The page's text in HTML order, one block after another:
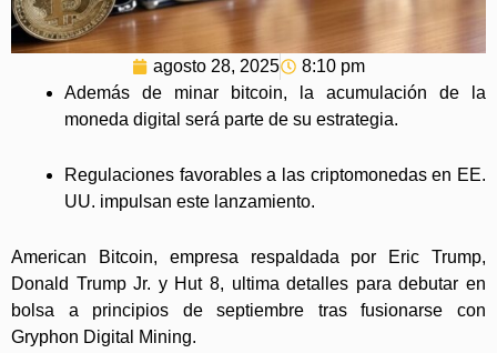
agosto 28, 2025
8:10 pm
Además de minar bitcoin, la acumulación de la
moneda digital será parte de su estrategia.
Regulaciones favorables a las criptomonedas en EE.
UU. impulsan este lanzamiento.
American Bitcoin, empresa respaldada por Eric Trump,
Donald Trump Jr. y Hut 8, ultima detalles para debutar en
bolsa a principios de septiembre tras fusionarse con
Gryphon Digital Mining.